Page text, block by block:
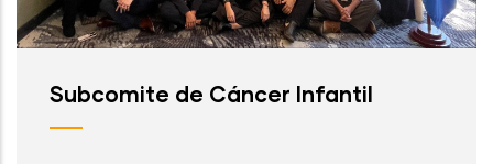
Subcomite de Cáncer Infantil